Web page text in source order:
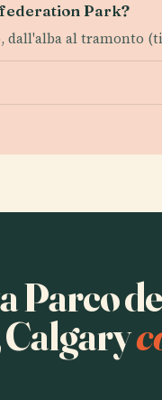
Park?
al tramonto
Parco